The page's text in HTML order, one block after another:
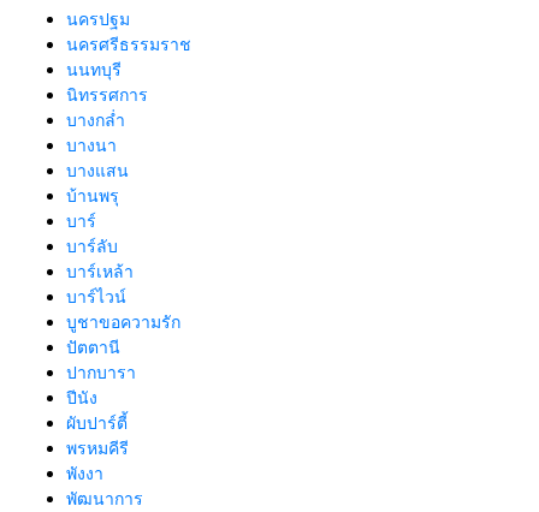
นครปฐม
นครศรีธรรมราช
นนทบุรี
นิทรรศการ
บางกล่ำ
บางนา
บางแสน
บ้านพรุ
บาร์
บาร์ลับ
บาร์เหล้า
บาร์ไวน์
บูชาขอความรัก
ปัตตานี
ปากบารา
ปีนัง
ผับปาร์ตี้
พรหมคีรี
พังงา
พัฒนาการ